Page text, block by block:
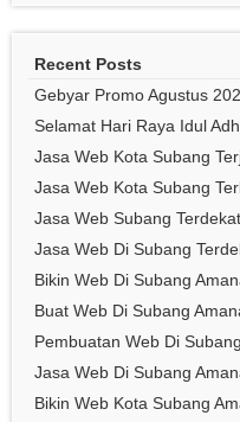
Recent Posts
Gebyar Promo Agustus
Selamat Hari Raya Idul
Jasa Web Kota Subang
Jasa Web Kota Subang
Jasa Web Subang Terdekat
Jasa Web Di Subang
Bikin Web Di Subang
Buat Web Di Subang
Pembuatan Web Di
Jasa Web Di Subang
Bikin Web Kota Subang